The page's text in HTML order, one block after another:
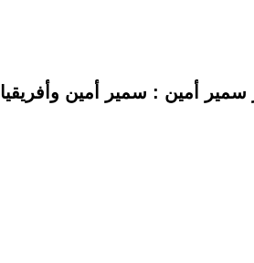
سمير أمين : سمير أمين وأفريقيا